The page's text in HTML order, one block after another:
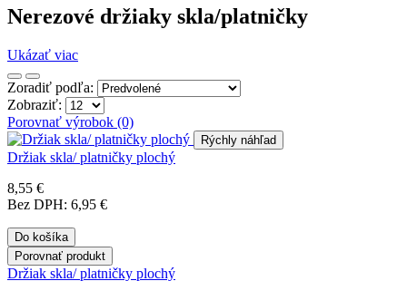
Nerezové držiaky skla/platničky
Ukázať viac
Zoradiť podľa:
Zobraziť:
Porovnať výrobok (0)
Rýchly náhľad
Držiak skla/ platničky plochý
8,55 €
Bez DPH: 6,95 €
Do košíka
Porovnať produkt
Držiak skla/ platničky plochý